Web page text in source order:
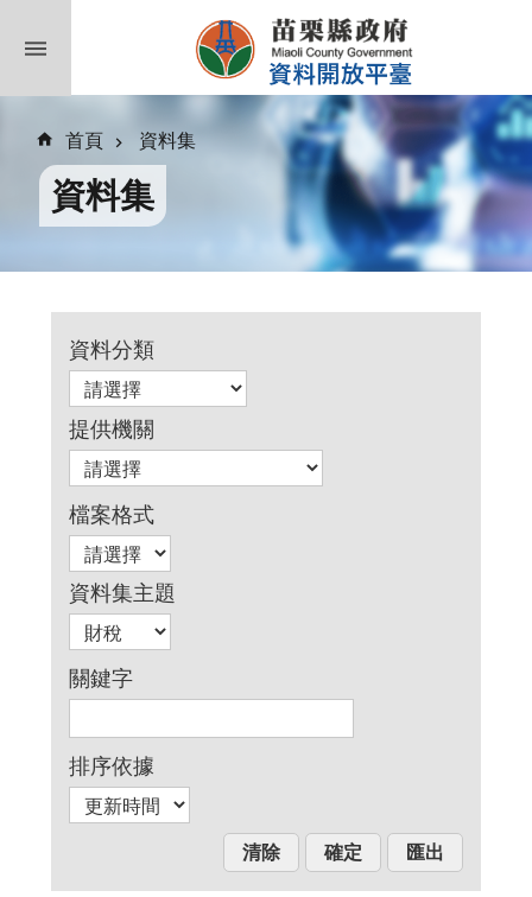
首頁 資料集
資料集
資料分類
提供機關
檔案格式
資料集主題
關鍵字
排序依據